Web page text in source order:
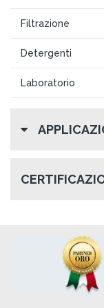
Filtrazione
Detergenti
Laboratorio